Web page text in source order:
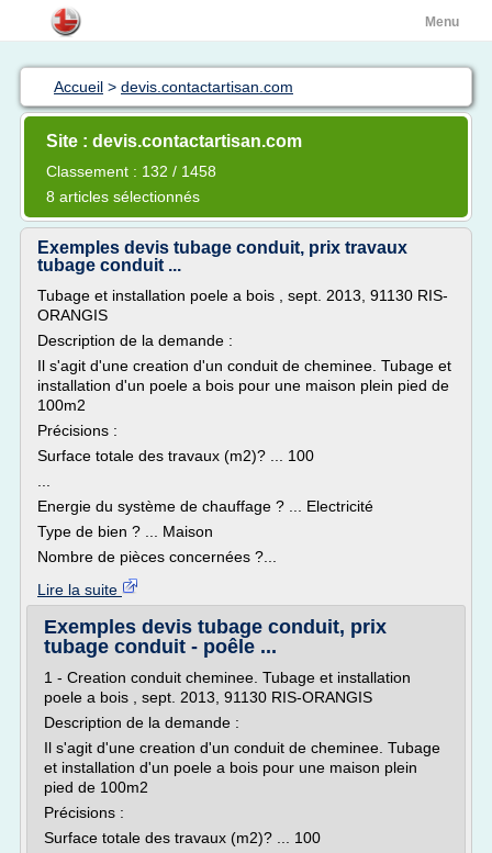
Menu
Accueil > devis.contactartisan.com
Site : devis.contactartisan.com
Classement : 132 / 1458
8 articles sélectionnés
Exemples devis tubage conduit, prix travaux
tubage conduit ...
Tubage et installation poele a bois , sept. 2013, 91130 RIS-
ORANGIS
Description de la demande :
Il s'agit d'une creation d'un conduit de cheminee. Tubage et
installation d'un poele a bois pour une maison plein pied de
100m2
Précisions :
Surface totale des travaux (m2)? ... 100
Energie du système de chauffage ? ... Electricité
Type de bien ? ... Maison
Nombre de pièces concernées ?...
Lire la suite
Exemples devis tubage conduit, prix
tubage conduit - poêle ...
1 - Creation conduit cheminee. Tubage et installation
poele a bois , sept. 2013, 91130 RIS-ORANGIS
Description de la demande :
Il s'agit d'une creation d'un conduit de cheminee. Tubage
et installation d'un poele a bois pour une maison plein
pied de 100m2
Précisions :
Surface totale des travaux (m2)? ... 100